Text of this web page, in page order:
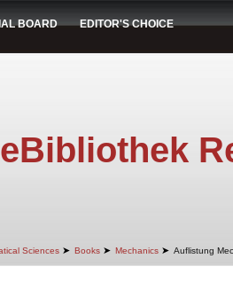
BOARD EDITOR'S CHOICE
eBibliothek
Sciences ➤ Books ➤ Mechanics ➤ Auflistung